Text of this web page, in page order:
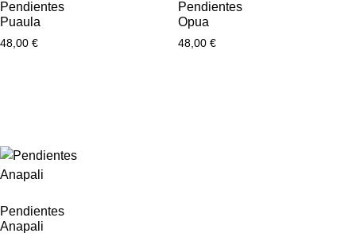
Pendientes
Puaula
48,00 €
Pendientes
Opua
48,00 €
Pendientes
Anapali